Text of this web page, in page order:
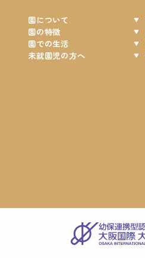
園について
園の特徴
園での生活
未就園児の方へ